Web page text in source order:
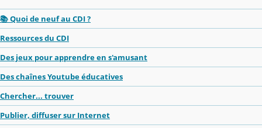
📚 Quoi de neuf au CDI ?
Ressources du CDI
Des jeux pour apprendre en s'amusant
Des chaînes Youtube éducatives
Chercher... trouver
Publier, diffuser sur Internet